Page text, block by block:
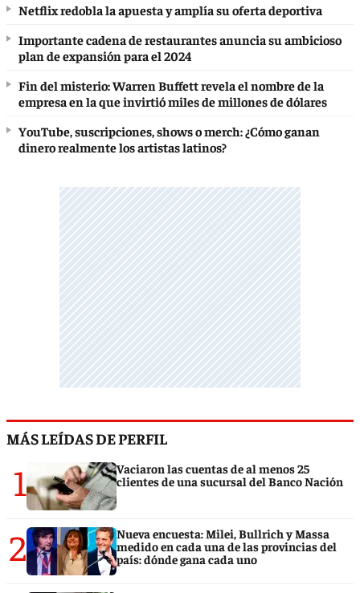
Netflix redobla la apuesta y amplía su oferta deportiva
Importante cadena de restaurantes anuncia su ambicioso
plan de expansión para el 2024
Fin del misterio: Warren Buffett revela el nombre de la
empresa en la que invirtió miles de millones de dólares
YouTube, suscripciones, shows o merch: ¿Cómo ganan
dinero realmente los artistas latinos?
MÁS LEÍDAS DE PERFIL
1
Vaciaron las cuentas de al menos 25
clientes de una sucursal del Banco Nación
2
Nueva encuesta: Milei, Bullrich y Massa
medido en cada una de las provincias del
país: dónde gana cada uno